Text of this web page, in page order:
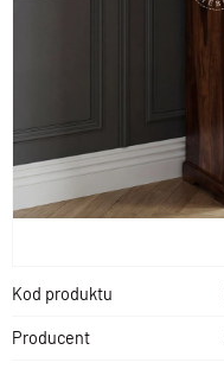
Kod produktu
Producent